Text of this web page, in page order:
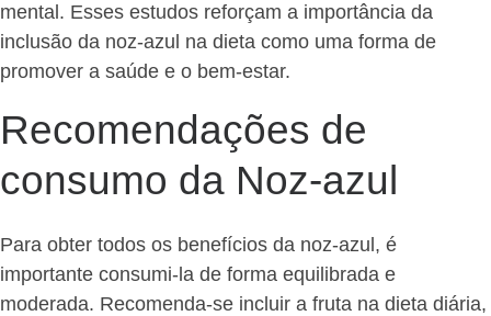
mental. Esses estudos reforçam a importância da
inclusão da noz-azul na dieta como uma forma de
promover a saúde e o bem-estar.
Recomendações de
consumo da Noz-azul
Para obter todos os benefícios da noz-azul, é
importante consumi-la de forma equilibrada e
moderada. Recomenda-se incluir a fruta na dieta diária,